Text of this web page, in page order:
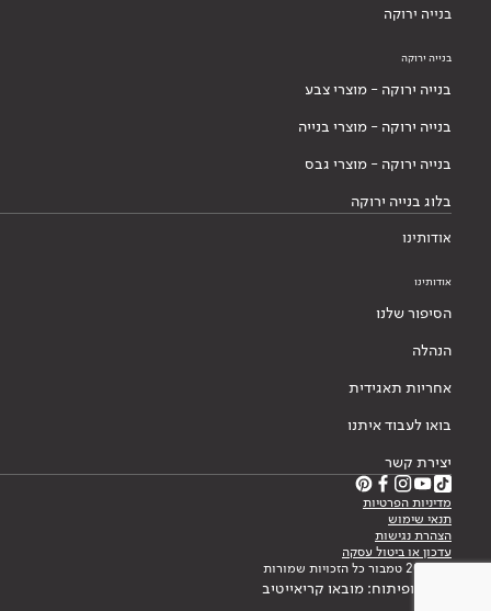
בנייה ירוקה
בנייה ירוקה
בנייה ירוקה - מוצרי צבע
בנייה ירוקה - מוצרי בנייה
בנייה ירוקה - מוצרי גבס
בלוג בנייה ירוקה
אודותינו
אודותינו
הסיפור שלנו
הנהלה
אחריות תאגידית
בואו לעבוד איתנו
יצירת קשר
מדיניות הפרטיות
תנאי שימוש
הצהרת נגישות
עדכון או ביטול עסקה
© 2026 טמבור כל הזכויות שמורות
עיצוב ופיתוח: מובאו קריאייטיב